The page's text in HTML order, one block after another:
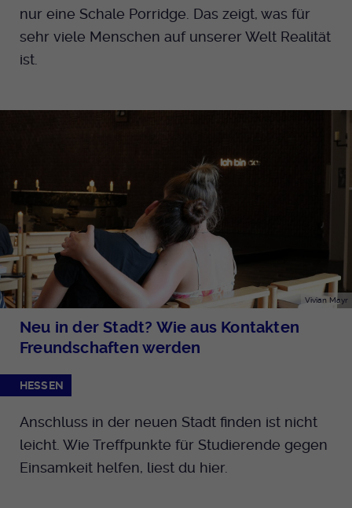
nur eine Schale Porridge. Das zeigt, was für
sehr viele Menschen auf unserer Welt Realität
ist.
Vivian Mayr
Neu in der Stadt? Wie aus Kontakten
Freundschaften werden
HESSEN
Anschluss in der neuen Stadt finden ist nicht
leicht. Wie Treffpunkte für Studierende gegen
Einsamkeit helfen, liest du hier.